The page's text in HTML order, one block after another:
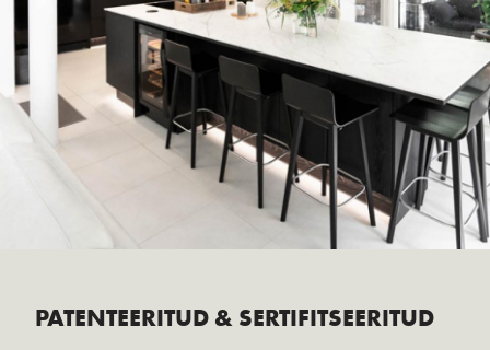
PATENTEERITUD & SERTIFITSEERITUD